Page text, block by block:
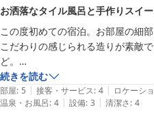
ますが、ご理解いただきありがと
限られた時間ではございますが
ましたら幸いです。
また、スタッフへの温かいお言葉
お客様からのお声は私どもにとっ
また京都へお越しの際は、ぜひお
またお会いできる日をスタッフ
お洒落なタイル風呂と手作りスイ
この度初めての宿泊。お部屋の細
こだわりの感じられる造りが素敵
ど。
お洒落なタイル造りが楽しみなお
りと過ごせる
まるでお家に居るような雰囲気が
続きを読む
部屋: 5 | 接客・サービス: 4 | ロケーシ
温泉・お風呂: 4 | 設備: 3 | 清潔さ: 4